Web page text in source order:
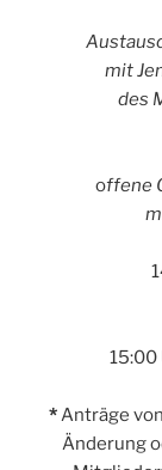
mit
des
offene
*Anträge
Änderung